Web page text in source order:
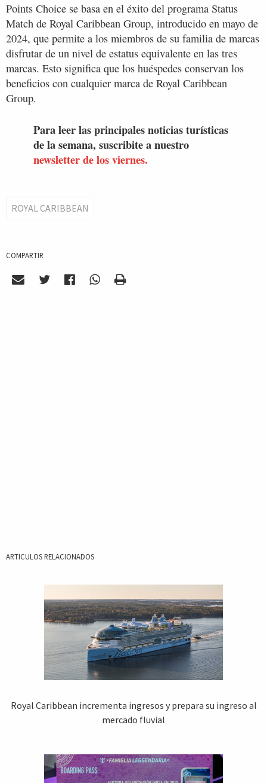
Points Choice se basa en el éxito del programa Status
Match de Royal Caribbean Group, introducido en mayo de
2024, que permite a los miembros de su familia de marcas
disfrutar de un nivel de estatus equivalente en las tres
marcas. Esto significa que los huéspedes conservan los
beneficios con cualquier marca de Royal Caribbean
Group.
Para leer las principales noticias turísticas
de la semana, suscribite a nuestro
newsletter de los viernes.
ROYAL CARIBBEAN
COMPARTIR
ARTICULOS RELACIONADOS
Royal Caribbean incrementa ingresos y prepara su ingreso al
mercado fluvial